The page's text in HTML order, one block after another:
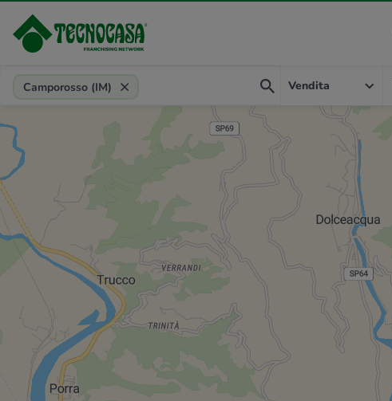
Provincia, comune, zona, riferimento
Camporosso (IM) Vendita